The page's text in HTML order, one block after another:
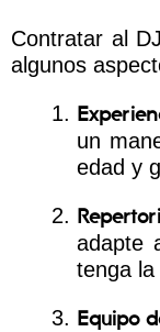
Contratar al
algunos
un
edad y
adapte
tenga
Equipo